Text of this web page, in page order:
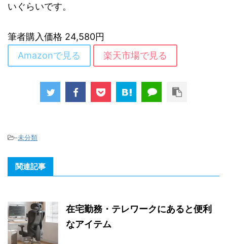
いぐらいです。
筆者購入価格 24,580円
Amazonで見る
楽天市場で見る
-未分類
関連記事
在宅勤務・テレワークにあると便利
なアイテム